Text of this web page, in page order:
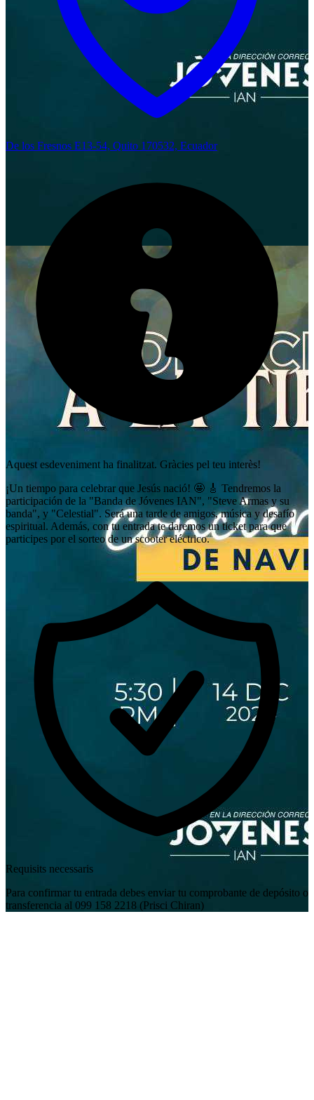
De los Fresnos E13-54, Quito 170532, Ecuador
Aquest esdeveniment ha finalitzat. Gràcies pel teu interès!
¡Un tiempo para celebrar que Jesús nació! 🤩 🎸 Tendremos la
participación de la "Banda de Jóvenes IAN", "Steve Armas y su
banda", y "Celestial". Será una tarde de amigos, música y desafío
espiritual. Además, con tu entrada te daremos un ticket para que
participes por el sorteo de un scooter eléctrico.
Requisits necessaris
Para confirmar tu entrada debes enviar tu comprobante de depósito o
transferencia al 099 158 2218 (Prisci Chiran)